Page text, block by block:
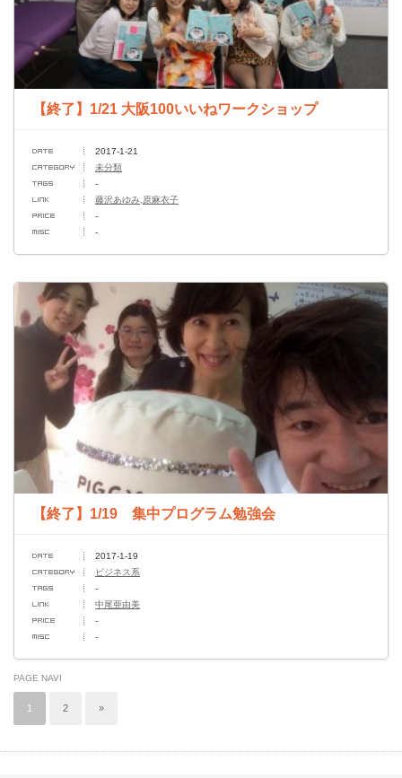
【終了】1/21 大阪100いいねワークショップ
2017-1-21
未分類
-
藤沢あゆみ,原麻衣子
-
-
【終了】1/19 集中プログラム勉強会
2017-1-19
ビジネス系
-
中尾亜由美
-
-
PAGE NAVI
1 2 »